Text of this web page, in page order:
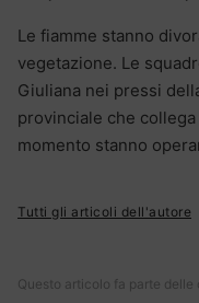
Le fiamme stanno
vegetazione. Le
Giuliana nei pressi
provinciale che
momento stanno
Tutti gli articoli dell'autore
Questo articolo fa parte delle